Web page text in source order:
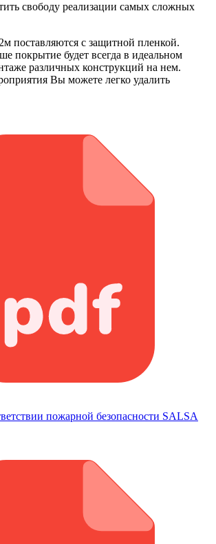
свободу реализации самых сложных
поставляются с защитной пленкой.
покрытие будет всегда в идеальном
различных конструкций на нем.
Вы можете легко удалить
пожарной безопасности SALSA